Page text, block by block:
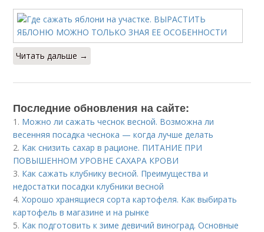
Читать дальше →
Последние обновления на сайте:
1. Можно ли сажать чеснок весной. Возможна ли
весенняя посадка чеснока — когда лучше делать
2. Как снизить сахар в рационе. ПИТАНИЕ ПРИ
ПОВЫШЕННОМ УРОВНЕ САХАРА КРОВИ
3. Как сажать клубнику весной. Преимущества и
недостатки посадки клубники весной
4.Хорошо хранящиеся сорта картофеля. Как выбирать
картофель в магазине и на рынке
5. Как подготовить к зиме девичий виноград. Основные